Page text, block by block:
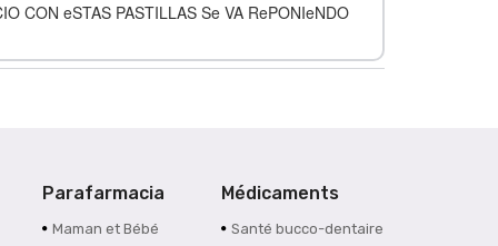
CON eSTAS PASTILLAS Se VA RePONIeNDO
Parafarmacia
Maman et Bébé
Médicaments
Santé bucco-dentaire